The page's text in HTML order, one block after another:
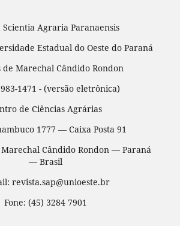
Scientia Agraria Paranaensis
Estadual do Oeste do Paraná
de Marechal Cândido Rondon
1471 - (versão eletrônica)
de Ciências Agrárias
1777 — Caixa Posta 91
Marechal Cândido Rondon — Paraná
— Brasil
revista.sap@unioeste.br
Fone: (45) 3284 7901